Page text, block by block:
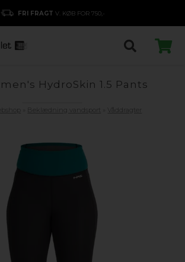
FRI FRAGT V. KØB FOR 750,-
HydroSkin 1.5 Pants